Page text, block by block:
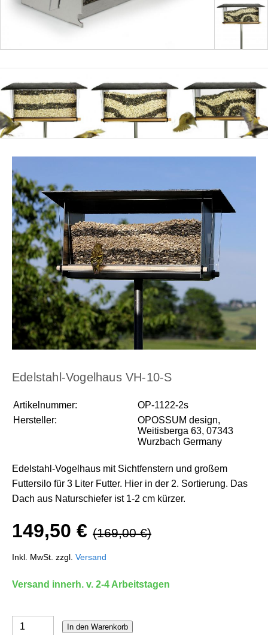
Edelstahl-Vogelhaus VH-10-S
Artikelnummer:
OP-1122-2s
Hersteller:
OPOSSUM design,
Weitisberga 63, 07343
Wurzbach Germany
Edelstahl-Vogelhaus mit Sichtfenstern und großem
Futtersilo für 3 Liter Futter. Hier in der 2. Sortierung. Das
Dach aus Naturschiefer ist 1-2 cm kürzer.
149,50 € (169,00 €)
Inkl. MwSt. zzgl. Versand
Versand innerh. v. 2-4 Arbeitstagen
In den Warenkorb